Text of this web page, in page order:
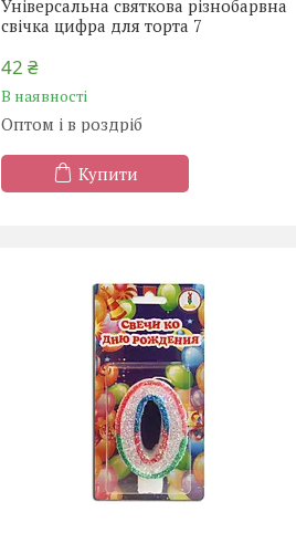
Універсальна святкова різнобарвна
свічка цифра для торта 7
42 ₴
В наявності
Оптом і в роздріб
Купити